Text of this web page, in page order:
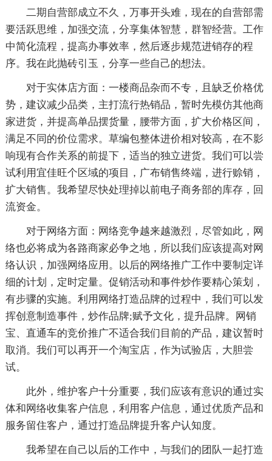
二期自营部成立不久，万事开头难，现在的自营部需
要活跃思维，加强交流，分享集体智慧，群智经营。工作
中简化流程，提高办事效率，然后逐步规范进销存的程
序。我在此抛砖引玉，分享一些自己的想法。
对于实体店方面：一楼商品杂而不专，且缺乏价格优
势，建议减少品类，主打流行热销品，暂时先模仿其他商
家进货，并提高单品摆货量，腰带方面，扩大价格区间，
满足不同的价位需求。草编包整体进价相对较高，在不影
响现有合作关系的前提下，适当的独立进货。我们可以尝
试利用宜佳旺个区域的项目，广布销售终端，进行赊销，
扩大销售。我希望尽快处理掉以前电子商务部的库存，回
流资金。
对于网络方面：网络竞争越来越激烈，尽管如此，网
络也必将成为各路商家必争之地，所以我们应该提高对网
络认识，加强网络应用。以后的网络推广工作中要制定详
细的计划，定时定量。促销活动和事件炒作要精心策划，
有步骤的实施。利用网络打造品牌的过程中，我们可以发
挥创意制造事件，炒作品牌;赋予文化，提升品牌。网销
宝、直通车的竞价推广不适合我们目前的产品，建议暂时
取消。我们可以再开一个淘宝店，作为试验店，大胆尝
试。
此外，维护客户十分重要，我们应该有意识的通过实
体和网络收集客户信息，利用客户信息，通过优质产品和
服务留住客户，通过打造品牌提升客户认知度。
我希望在自己以后的工作中，与我们的团队一起打造